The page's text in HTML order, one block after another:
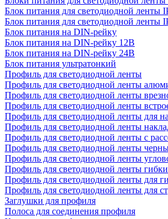
Блок питания для светодиодной ленты
Блок питания для светодиодной ленты
Блок питания на DIN-рейку
Блок питания на DIN-рейку 12В
Блок питания на DIN-рейку 24В
Блок питания ультратонкий
Профиль для светодиодной ленты
Профиль для светодиодной ленты
Профиль для светодиодной ленты
Профиль для светодиодной ленты
Профиль для светодиодной ленты для
Профиль для светодиодной ленты
Профиль для светодиодной ленты с
Профиль для светодиодной ленты
Профиль для светодиодной ленты
Профиль для светодиодной ленты
Профиль для светодиодной ленты для
Профиль для светодиодной ленты для
Заглушки для профиля
Полоса для соединения профиля